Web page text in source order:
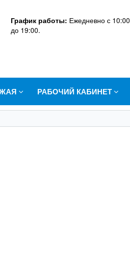
График работы: Ежедневно с 10:00
до 19:00.
РАБОЧИЙ КАБИНЕТ